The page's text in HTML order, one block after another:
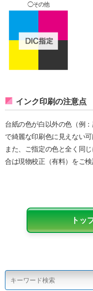
◯その他
インク印刷の注意点
台紙の色が白以外の色（例
で綺麗な印刷色に見えない可
また、ご指定の色と全く同
合は現物校正（有料）をご検
トッ